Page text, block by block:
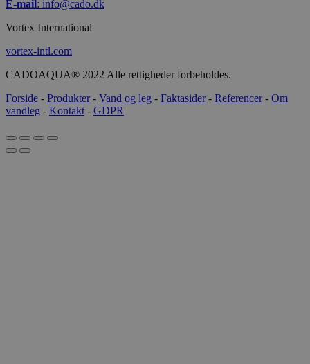
E-mail: info@cado.dk
Vortex International
vortex-intl.com
CADOAQUA® 2022 Alle rettigheder forbeholdes.
Forside - Produkter- Vand og leg - Faktasider- Referencer- Om
vandleg - Kontakt - GDPR